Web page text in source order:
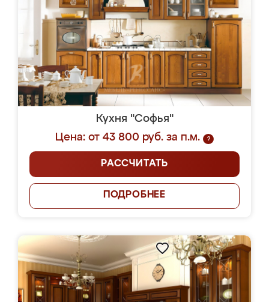
Кухня "Софья"
Цена: от 43 800 руб. за п.м.
?
РАССЧИТАТЬ
ПОДРОБНЕЕ